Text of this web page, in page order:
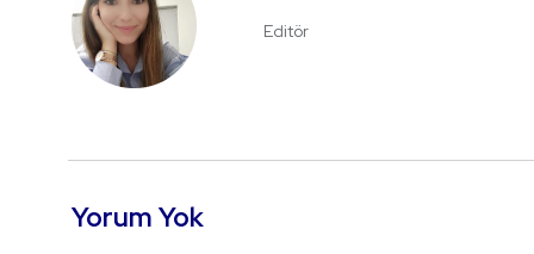
Editör
Yorum Yok